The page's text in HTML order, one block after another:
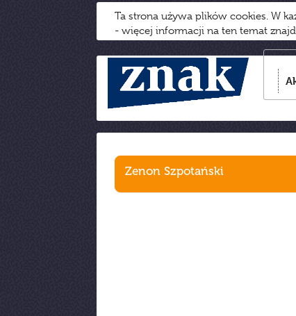
Ta strona używa plików cookies. W
- więcej informacji na ten temat
Zenon Szpotański